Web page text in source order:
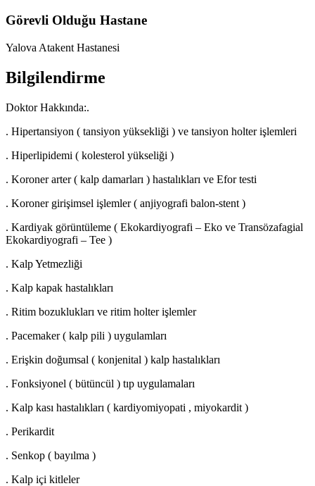
Görevli Olduğu Hastane
Yalova Atakent Hastanesi
Bilgilendirme
Doktor Hakkında:.
. Hipertansiyon ( tansiyon yüksekliği ) ve tansiyon holter işlemleri
. Hiperlipidemi ( kolesterol yükseliği )
. Koroner arter ( kalp damarları ) hastalıkları ve Efor testi
. Koroner girişimsel işlemler ( anjiyografi balon-stent )
. Kardiyak görüntüleme ( Ekokardiyografi – Eko ve Transözafagial
Ekokardiyografi – Tee )
. Kalp Yetmezliği
. Kalp kapak hastalıkları
. Ritim bozuklukları ve ritim holter işlemler
. Pacemaker ( kalp pili ) uygulamları
. Erişkin doğumsal ( konjenital ) kalp hastalıkları
. Fonksiyonel ( bütüncül ) tıp uygulamaları
. Kalp kası hastalıkları ( kardiyomiyopati , miyokardit )
. Perikardit
. Senkop ( bayılma )
. Kalp içi kitleler